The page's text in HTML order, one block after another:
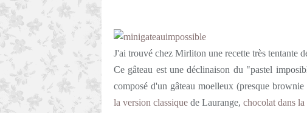
J'ai trouvé chez Mirliton une recette très tentante
Ce gâteau est une déclinaison du "pastel
composé d'un gâteau moelleux (presque
la version classique de Laurange, chocolat dans